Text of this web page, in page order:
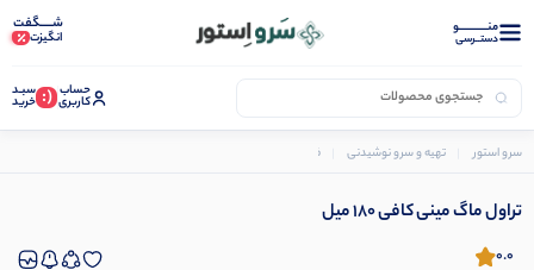
منــــــــــــو
دستــرسی
شـــــگفت
انگیزت
حساب
کاربری (: سبـد
خرید
سرو استور تهیه و سرو نوشیدنی فلاسک و تراول ماگ
تراول ماگ مینی کافی 180 میل
0.0